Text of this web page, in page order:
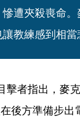
遭夾殺喪命。
教練感到相當
擊者指出，麥
後方準備步出